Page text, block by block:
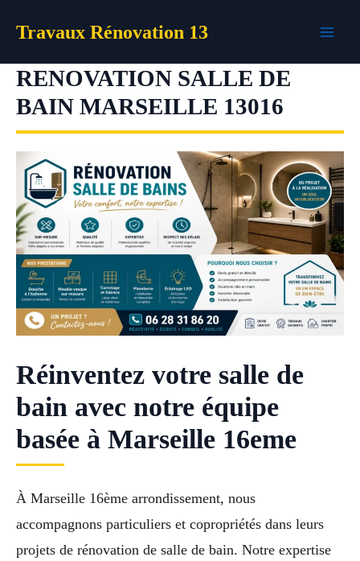
Travaux Rénovation 13
RENOVATION SALLE DE
BAIN MARSEILLE 13016
Réinventez votre salle de
bain avec notre équipe
basée à Marseille 16eme
À Marseille 16ème arrondissement, nous
accompagnons particuliers et copropriétés dans leurs
projets de rénovation de salle de bain. Notre expertise